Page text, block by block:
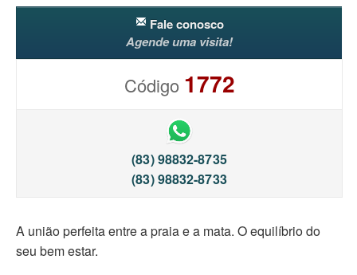
Fale conosco
Agende uma visita!
Código 1772
(83) 98832-8735
(83) 98832-8733
A união perfeita entre a praia e a mata. O equilíbrio do
seu bem estar.